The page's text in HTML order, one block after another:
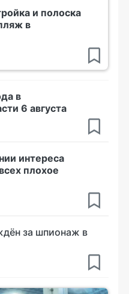
и полоска
в
в
6 августа
интереса
плохое
за шпионаж в